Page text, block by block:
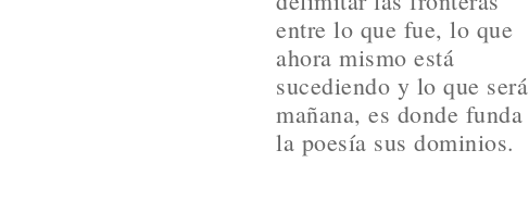
entre lo que fue, lo que
ahora mismo está
sucediendo y lo que será
mañana, es donde funda
la poesía sus dominios.